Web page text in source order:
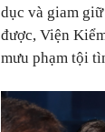
dục và giam
được, Viện
mưu phạm tội